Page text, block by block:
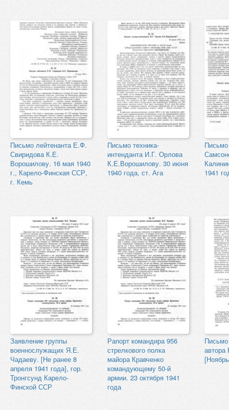
Письмо лейтенанта Е.Ф.
Свиридова К.Е.
Ворошилову. 16 мая 1940
г., Карело-Финская ССР,
г. Кемь
Письмо техника-
интенданта И.Г. Орлова
К.Е.Ворошилову. 30 июня
1940 года, ст. Ага
1941
Заявление группы
военнослужащих Я.Е.
Чадаеву. [Не ранее 8
апреля 1941 года], гор.
Тронгсунд Карело-
Финской ССР
Рапорт командира 956
стрелкового полка
майора Кравченко
командующему 50-й
армии. 23 октября 1941
года
Письмо